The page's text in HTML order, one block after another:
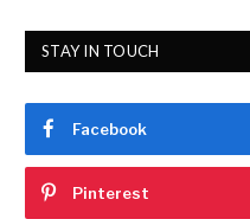
STAY IN TOUCH
Facebook
Pinterest